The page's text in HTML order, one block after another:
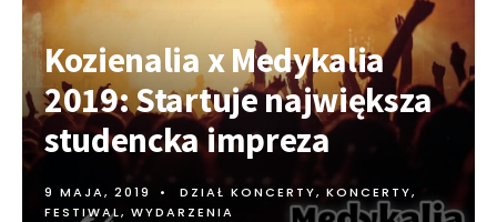
Kozienalia x Medykalia
2019: Startuje największa
studencka impreza
9 MAJA, 2019 • DZIAŁ KONCERTY, KONCERTY,
FESTIWAL, WYDARZENIA